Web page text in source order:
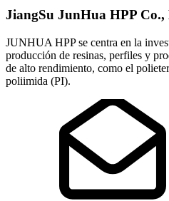
JiangSu JunHua HPP Co.,
JUNHUA HPP se centra en la
producción de resinas, perfiles y
de alto rendimiento, como el
poliimida (PI).